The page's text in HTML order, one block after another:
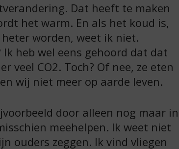
Dat heeft te maken
het warm. En als het koud is,
worden, weet ik niet.
heb wel eens gehoord dat dat
veel CO2. Toch? Of nee, ze eten
wij niet meer op aarde leven.
door alleen nog maar in
meehelpen. Ik weet niet
ouders zeggen. Ik vind vliegen